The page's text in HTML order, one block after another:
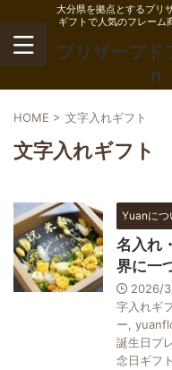
大分県を拠点とするプリ
ギフトで人気のフレーム
プリザーブド
n
HOME > 文字入れギフト
文字入れギフト
Yuanにつ
名入れ
界に一
2026/
字入れギ
ー,
誕生日プ
念日ギフト